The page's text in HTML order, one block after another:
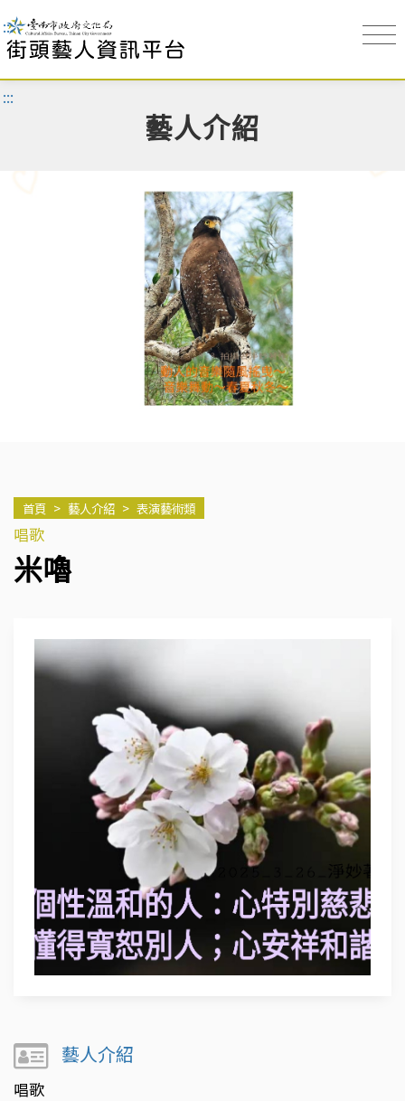
:::
:::
藝人介紹
首頁 > 藝人介紹 > 表演藝術類
唱歌
米嚕
藝人介紹
唱歌